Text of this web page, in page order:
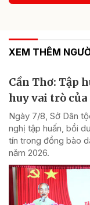
XEM THÊM
Cần Thơ: Tập
huy vai trò
Ngày 7/8, Sở Dân
nghị tập huấn, bồi
tín trong đồng bào
năm 2026.